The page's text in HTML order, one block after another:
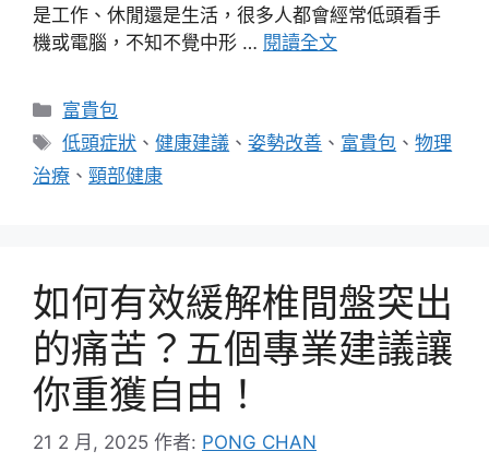
是工作、休閒還是生活，很多人都會經常低頭看手
機或電腦，不知不覺中形 … 閱讀全文
分
類
富貴包
標
籤
低頭症狀 、健康建議 、姿勢改善 、 富貴包 、物理
治療 、 頸部健康
如何有效緩解椎間盤突出
的痛苦？五個專業建議讓
你重獲自由！
21 2 月, 2025 作者: PONG CHAN